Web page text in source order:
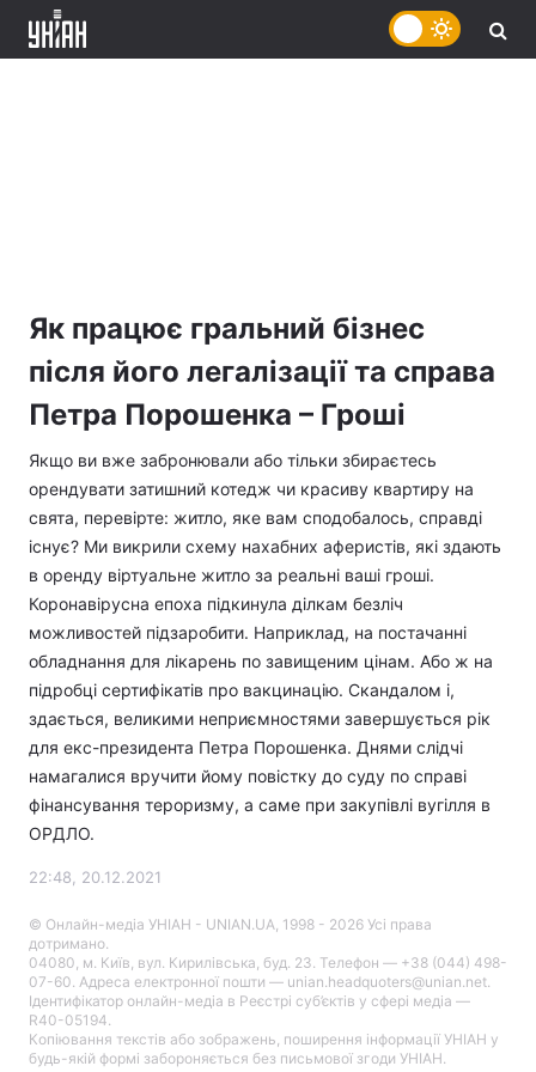
Як працює гральний бізнес
після його легалізації та справа
Петра Порошенка – Гроші
Якщо ви вже забронювали або тільки збираєтесь
орендувати затишний котедж чи красиву квартиру на
свята, перевірте: житло, яке вам сподобалось, справді
існує? Ми викрили схему нахабних аферистів, які здають
в оренду віртуальне житло за реальні ваші гроші.
Коронавірусна епоха підкинула ділкам безліч
можливостей підзаробити. Наприклад, на постачанні
обладнання для лікарень по завищеним цінам. Або ж на
підробці сертифікатів про вакцинацію. Скандалом і,
здається, великими неприємностями завершується рік
для екс-президента Петра Порошенка. Днями слідчі
намагалися вручити йому повістку до суду по справі
фінансування тероризму, а саме при закупівлі вугілля в
ОРДЛО.
22:48, 20.12.2021
© Онлайн-медіа УНІАН - UNIAN.UA, 1998 - 2026 Усі права
дотримано.
04080, м. Київ, вул. Кирилівська, буд. 23. Телефон — +38 (044) 498-
07-60. Адреса електронної пошти — unian.headquoters@unian.net.
Ідентифікатор онлайн-медіа в Реєстрі суб’єктів у сфері медіа —
R40-05194.
Копіювання текстів або зображень, поширення інформації УНІАН у
будь-якій формі забороняється без письмової згоди УНІАН.